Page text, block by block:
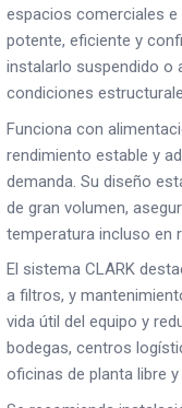
espacios comerciales
potente, eficiente y
instalarlo suspendido o
condiciones
Funciona con
rendimiento estable y
demanda. Su diseño
de gran volumen,
temperatura incluso en
El sistema CLARK
a filtros, y
vida útil del equipo y
bodegas, centros
oficinas de planta libre